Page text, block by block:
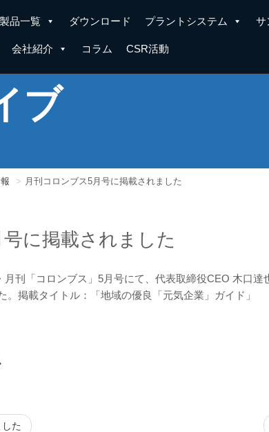
製品一覧 ダウンロード プラントシステム サ
会社紹介 コラム CSR活動
ブ
月刊コロンブス5月号に掲載されました
に掲載されました
月刊「コロンブス」5月号にて、代表取締役CEO 木口達
掲載タイトル：「地域の優良「元気企業」ガイド」
た